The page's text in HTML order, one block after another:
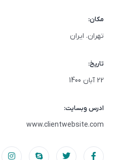
مکان:
تهران. ایران
تاریخ:
22 آبان 1400
ادرس وبسایت:
www.clientwebsite.com